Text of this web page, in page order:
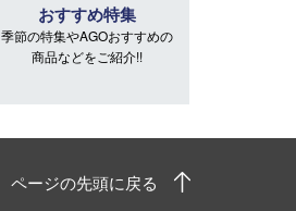
おすすめ特集
季節の特集やAGOおすすめの
商品などをご紹介!!
ページの先頭に戻る